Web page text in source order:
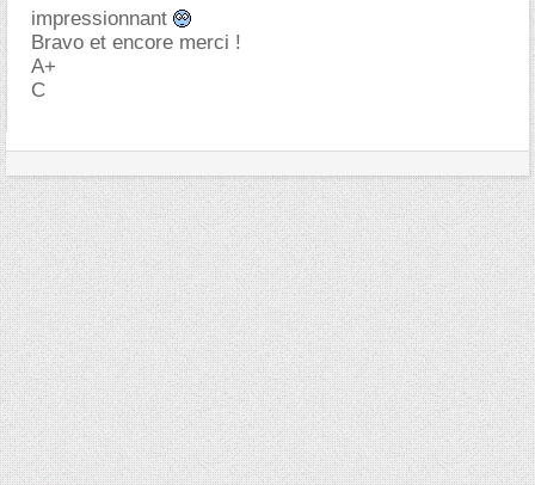
impressionnant
Bravo et encore merci !
A+
C